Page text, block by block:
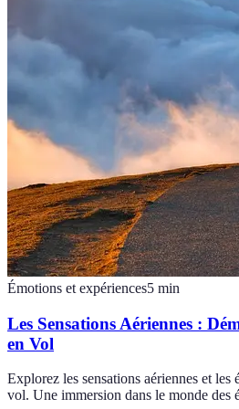
Émotions et expériences5 min
Les Sensations Aériennes :
en Vol
Explorez les sensations aériennes et les
vol. Une immersion dans le monde des